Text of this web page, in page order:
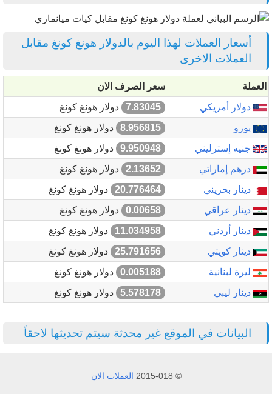
أسعار العملات لهذا اليوم بالدولار هونغ كونغ مقابل
العملات الاخرى
العملة
سعر الصرف الان
دولار أمريكي
7.83045
دولار هونغ كونغ
يورو
8.956815
دولار هونغ كونغ
جنيه إسترليني
9.950948
دولار هونغ كونغ
درهم إماراتي
2.13652
دولار هونغ كونغ
دينار بحريني
20.776464
دولار هونغ كونغ
دينار عراقي
0.00658
دولار هونغ كونغ
دينار أردني
11.034958
دولار هونغ كونغ
دينار كويتي
25.791656
دولار هونغ كونغ
ليرة لبنانية
0.005188
دولار هونغ كونغ
دينار ليبي
5.578178 دولار هونغ كونغ
البيانات في الموقع غير محدثة سيتم تحديثها لاحقاً
© 2015-018 العملات الان